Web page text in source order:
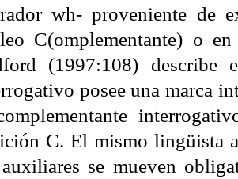
wh- proveniente de
C(omplementante) o
(1997:108)
posee una marca
C. El mismo lingüista
se mueven